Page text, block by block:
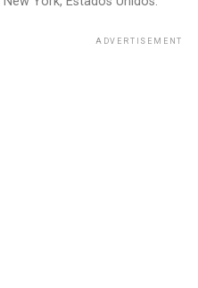
ADVERTISEMENT